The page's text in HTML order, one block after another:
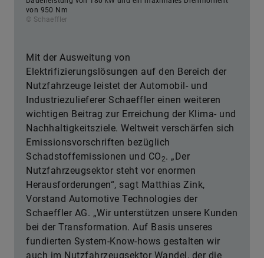
von 950 Nm
© Schaeffler
Mit der Ausweitung von
Elektrifizierungslösungen auf den Bereich der
Nutzfahrzeuge leistet der Automobil- und
Industriezulieferer Schaeffler einen weiteren
wichtigen Beitrag zur Erreichung der Klima- und
Nachhaltigkeitsziele. Weltweit verschärfen sich
Emissionsvorschriften bezüglich
Schadstoffemissionen und CO2. „Der
Nutzfahrzeugsektor steht vor enormen
Herausforderungen“, sagt Matthias Zink,
Vorstand Automotive Technologies der
Schaeffler AG. „Wir unterstützen unsere Kunden
bei der Transformation. Auf Basis unseres
fundierten System-Know-hows gestalten wir
auch im Nutzfahrzeugsektor Wandel, der die